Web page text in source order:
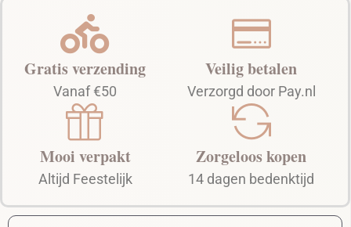
Gratis verzending
Vanaf €50
Mooi verpakt
Altijd Feestelijk
Veilig betalen
Verzorgd door Pay.nl
Zorgeloos kopen
14 dagen bedenktijd